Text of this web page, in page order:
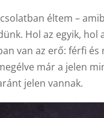
éltem –
Hol az egyik,
van az erő: férfi
már a jelen
jelen vannak.